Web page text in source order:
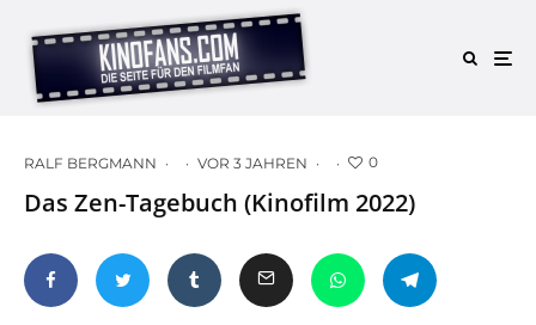
RALF BERGMANN · · VOR 3 JAHREN · · 0
Das Zen-Tagebuch (Kinofilm 2022)